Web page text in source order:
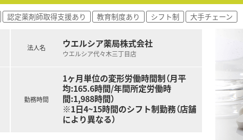
認定薬剤師取得支援あり 教育制度あり シフト制 大手チェーン
法人名 ウエルシア薬局株式会社
ウエルシア代々木三丁目店
勤務時間
1ヶ月単位の変形労働時間制（月平
均:165.6時間/年間所定労働時
間:1,988時間）
※1日4~15時間のシフト制勤務（店舗
により異なる）